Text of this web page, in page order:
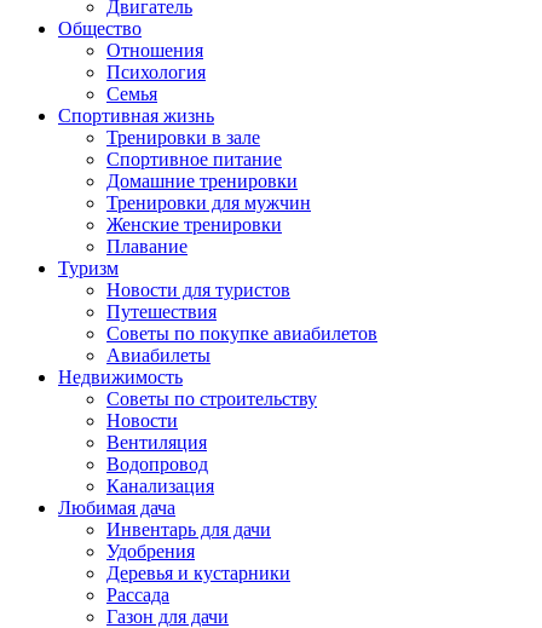
Двигатель
Общество
Отношения
Психология
Семья
Спортивная жизнь
Тренировки в зале
Спортивное питание
Домашние тренировки
Тренировки для мужчин
Женские тренировки
Плавание
Туризм
Новости для туристов
Путешествия
Советы по покупке авиабилетов
Авиабилеты
Недвижимость
Советы по строительству
Новости
Вентиляция
Водопровод
Канализация
Любимая дача
Инвентарь для дачи
Удобрения
Деревья и кустарники
Рассада
Газон для дачи